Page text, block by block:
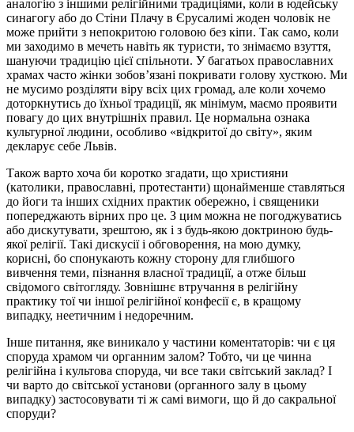
аналогію з іншими релігійними традиціями, коли в юдейську
синагогу або до Стіни Плачу в Єрусалимі жоден чоловік не
може прийти з непокритою головою без кіпи. Так само, коли
ми заходимо в мечеть навіть як туристи, то знімаємо взуття,
шануючи традицію цієї спільноти. У багатьох православних
храмах часто жінки зобов’язані покривати голову хусткою. Ми
не мусимо розділяти віру всіх цих громад, але коли хочемо
доторкнутись до їхньої традиції, як мінімум, маємо проявити
повагу до цих внутрішніх правил. Це нормальна ознака
культурної людини, особливо «відкритої до світу», яким
декларує себе Львів.
Також варто хоча би коротко згадати, що християни
(католики, православні, протестанти) щонайменше ставляться
до йоги та інших східних практик обережно, і священики
попереджають вірних про це. З цим можна не погоджуватись
або дискутувати, зрештою, як і з будь-якою доктриною будь-
якої релігії. Такі дискусії і обговорення, на мою думку,
корисні, бо спонукають кожну сторону для глибшого
вивчення теми, пізнання власної традиції, а отже більш
свідомого світогляду. Зовнішнє втручання в релігійну
практику тої чи іншої релігійної конфесії є, в кращому
випадку, неетичним і недоречним.
Інше питання, яке виникало у частини коментаторів: чи є ця
споруда храмом чи органним залом? Тобто, чи це чинна
релігійна і культова споруда, чи все таки світський заклад? І
чи варто до світської установи (органного залу в цьому
випадку) застосовувати ті ж самі вимоги, що й до сакральної
споруди?